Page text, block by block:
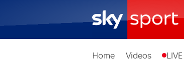
Home Videos LIVE